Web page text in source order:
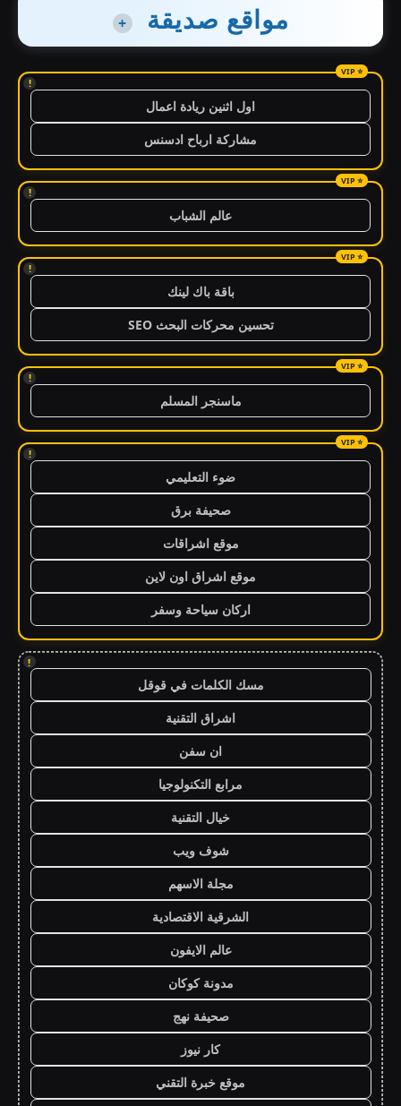
مواقع صديقة +
!
اول اثنين ريادة اعمال
مشاركة ارباح ادسنس
!
عالم الشباب
!
باقة باك لينك
تحسين محركات البحث SEO
!
ماسنجر المسلم
!
ضوء التعليمي
صحيفة برق
موقع اشراقات
موقع اشراق اون لاين
اركان سياحة وسفر
!
مسك الكلمات في قوقل
اشراق التقنية
ان سفن
مرابع التكنولوجيا
خيال التقنية
شوف ويب
مجلة الاسهم
الشرقية الاقتصادية
عالم الايفون
مدونة كوكان
صحيفة نهج
كار نيوز
موقع خبرة التقني